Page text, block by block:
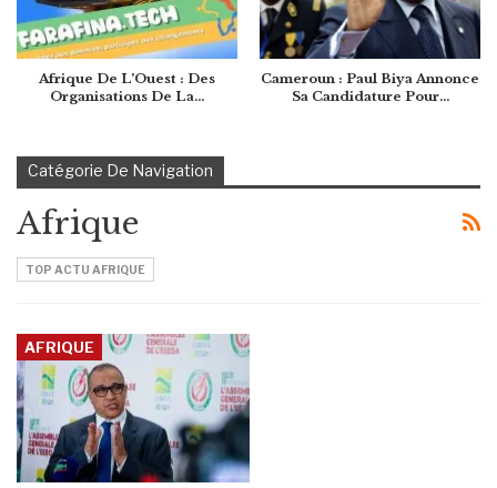
Afrique De L’Ouest : Des
Organisations De La…
Cameroun : Paul Biya Annonce
Sa Candidature Pour…
Catégorie De Navigation
Afrique
TOP ACTU AFRIQUE
AFRIQUE